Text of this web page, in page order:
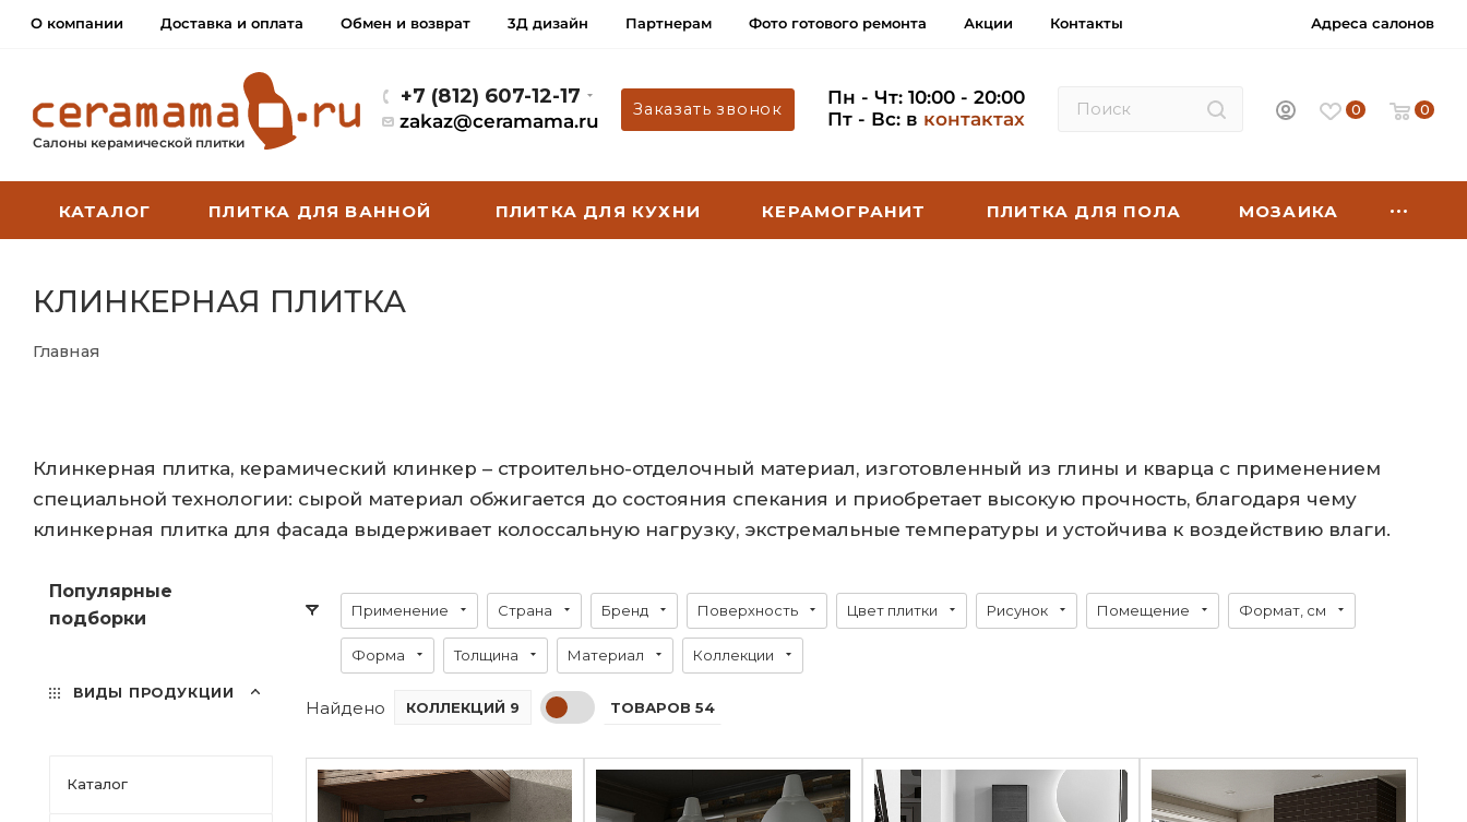
О компании Доставка и оплата Обмен и возврат 3Д дизайн Партнерам Фото готового ремонта Акции Контакты Адреса салонов
Салоны керамической плитки
+7 (812) 607-12-17
zakaz@ceramama.ru
Заказать звонок
Пн - Чт: 10:00 - 20:00
Пт - Вс: в контактах 0 0
КАТАЛОГ ПЛИТКА ДЛЯ ВАННОЙ ПЛИТКА ДЛЯ КУХНИ КЕРАМОГРАНИТ ПЛИТКА ДЛЯ ПОЛА МОЗАИКА
КЛИНКЕРНАЯ ПЛИТКА
Главная
Клинкерная плитка, керамический клинкер – строительно-отделочный материал, изготовленный из глины и кварца с применением
специальной технологии: сырой материал обжигается до состояния спекания и приобретает высокую прочность, благодаря чему
клинкерная плитка для фасада выдерживает колоссальную нагрузку, экстремальные температуры и устойчива к воздействию влаги.
Популярные
подборки
ВИДЫ ПРОДУКЦИИ
Каталог
Применение Страна Бренд Поверхность Цвет плитки Рисунок Помещение Формат, см
Форма Толщина Материал Коллекции
Найдено КОЛЛЕКЦИЙ 9 ТОВАРОВ 54